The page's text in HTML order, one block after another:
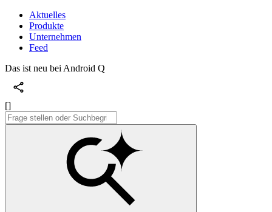
Aktuelles
Produkte
Unternehmen
Feed
Das ist neu bei Android Q
[]